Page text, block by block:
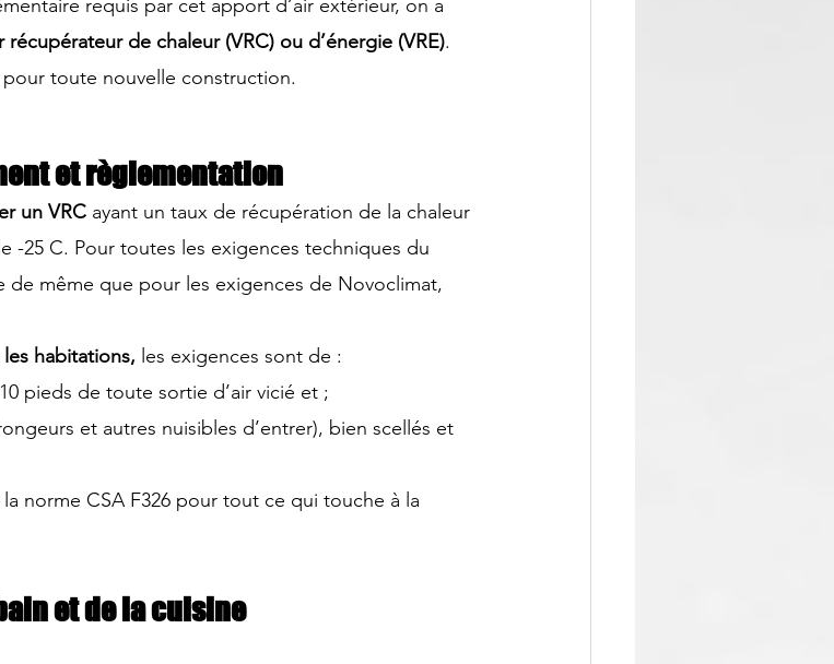
requis par cet apport d’air extérieur, on a
récupérateur de chaleur (VRC) ou d’énergie (VRE).
toute nouvelle construction.
et règlementation
un VRC ayant un taux de récupération de la chaleur
-25 C. Pour toutes les exigences techniques du
de même que pour les exigences de Novoclimat,
habitations, les exigences sont de :
pieds de toute sortie d’air vicié et ;
et autres nuisibles d’entrer), bien scellés et
norme CSA F326 pour tout ce qui touche à la
et de la cuisine